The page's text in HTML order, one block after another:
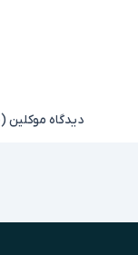
دیدگاه موکلین (۰)